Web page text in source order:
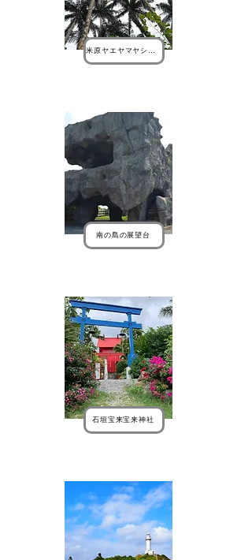
米原ヤエヤマヤシ群落
南の島の展望台
石垣宝来宝来神社